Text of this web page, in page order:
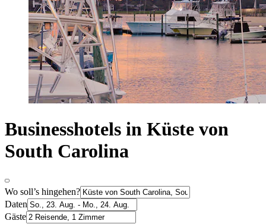
Businesshotels in Küste von
South Carolina
Wo soll’s hingehen?
Daten
Gäste